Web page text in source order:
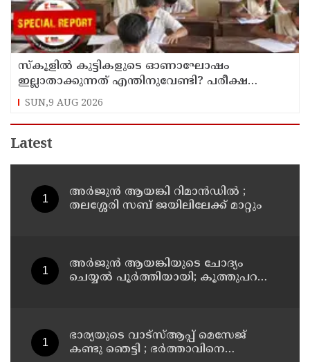
സ്‌കൂളില്‍ കുട്ടികളുടെ ഓണാഘോഷം
ഇല്ലാതാക്കുന്നത് എന്തിനുവേണ്ടി? പരീക്ഷ
ഷെഡ്യൂള്‍ മാറ്റിയത് തിരുത്തുമോ?
SUN,9 AUG 2026
Latest
അര്‍ജുന്‍ ആയങ്കി റിമാന്‍ഡില്‍ ;
തലശ്ശേരി സബ് ജയിലിലേക്ക് മാറ്റും
അര്‍ജുന്‍ ആയങ്കിയുടെ ചോദ്യം
ചെയ്യല്‍ പൂര്‍ത്തിയായി; കൂത്തുപറമ്പ്
ഭാര്യയുടെ വാട്സ്ആപ്പ് മെസേജ്
കണ്ടു ഞെട്ടി ; ഭര്‍ത്താവിനെ